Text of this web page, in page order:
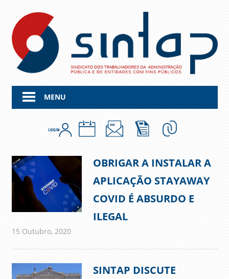
content
MENU
OBRIGAR A INSTALAR A
APLICAÇÃO STAYAWAY
COVID É ABSURDO E
ILEGAL
15 Outubro, 2020admin
Comunicados
SINTAP DISCUTE